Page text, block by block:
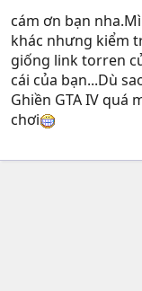
cám ơn bạn
khác nhưng kiểm
giống link torren
cái của bạn...Dù
Ghiền GTA IV quá
chơi